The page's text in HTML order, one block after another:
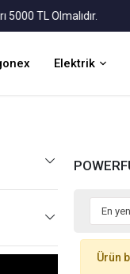
TL Olmalıdır.
Elektrik
Ürün